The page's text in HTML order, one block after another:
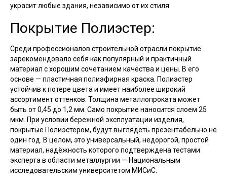
украсит любые здания, независимо от их стиля.
Покрытие Полиэстер:
Среди профессионалов строительной отрасли покрытие
зарекомендовало себя как популярный и практичный
материал с хорошим сочетанием качества и цены. В его
основе — пластичная полиэфирная краска. Полиэстер
устойчив к потере цвета и имеет наиболее широкий
ассортимент оттенков. Толщина металлопроката может
быть от 0,45 до 1,2 мм. Само покрытие наносится слоем 25
мкм. При условии бережной эксплуатации изделия,
покрытые Полиэстером, будут выглядеть презентабельно не
один год. В целом, это универсальный, недорогой, простой
материал, надёжность которого подтверждена тестами
эксперта в области металлургии — Национальным
исследовательским университетом МИСиС.